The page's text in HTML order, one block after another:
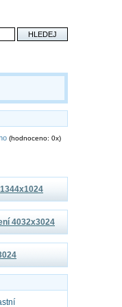
(hodnoceno: 0x)
4032x3024